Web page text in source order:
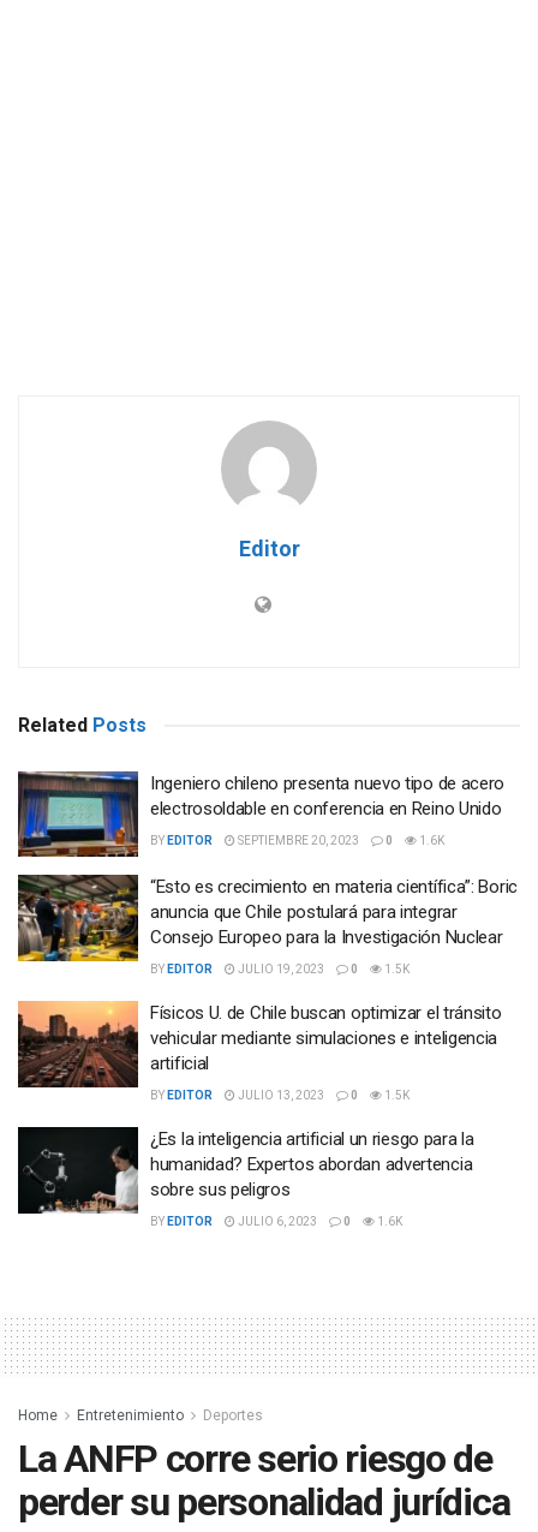
Editor
Related Posts
Ingeniero chileno presenta nuevo tipo de acero
electrosoldable en conferencia en Reino Unido
BY EDITOR SEPTIEMBRE 20, 2023 0 1.6K
“Esto es crecimiento en materia científica”: Boric
anuncia que Chile postulará para integrar
Consejo Europeo para la Investigación Nuclear
BY EDITOR JULIO 19, 2023 0 1.5K
Físicos U. de Chile buscan optimizar el tránsito
vehicular mediante simulaciones e inteligencia
artificial
BY EDITOR JULIO 13, 2023 0 1.5K
¿Es la inteligencia artificial un riesgo para la
humanidad? Expertos abordan advertencia
sobre sus peligros
BY EDITOR JULIO 6, 2023 0 1.6K
Home Entretenimiento Deportes
La ANFP corre serio riesgo de
perder su personalidad jurídica